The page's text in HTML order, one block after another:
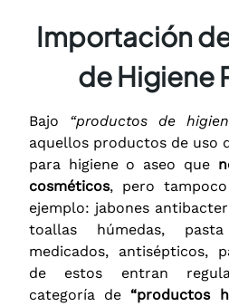
Importación
de Higiene
Bajo “productos de
aquellos productos de uso
para higiene o aseo que
cosméticos, pero tampoco
ejemplo: jabones
toallas húmedas,
medicados, antisépticos,
de estos entran
categoría de “productos